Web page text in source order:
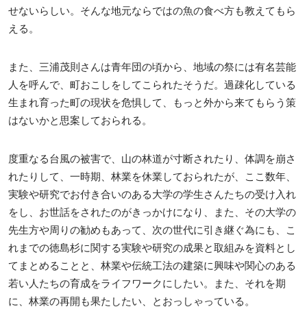
せないらしい。そんな地元ならではの魚の食べ方も教えてもら
える。
また、三浦茂則さんは青年団の頃から、地域の祭には有名芸能
人を呼んで、町おこしをしてこられたそうだ。過疎化している
生まれ育った町の現状を危惧して、もっと外から来てもらう策
はないかと思案しておられる。
度重なる台風の被害で、山の林道が寸断されたり、体調を崩さ
れたりして、一時期、林業を休業しておられたが、ここ数年、
実験や研究でお付き合いのある大学の学生さんたちの受け入れ
をし、お世話をされたのがきっかけになり、また、その大学の
先生方や周りの勧めもあって、次の世代に引き継ぐ為にも、こ
れまでの徳島杉に関する実験や研究の成果と取組みを資料とし
てまとめることと、林業や伝統工法の建築に興味や関心のある
若い人たちの育成をライフワークにしたい。また、それを期
に、林業の再開も果たしたい、とおっしゃっている。